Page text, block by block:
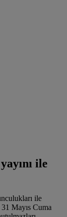
ile
ile
Mayıs Cuma